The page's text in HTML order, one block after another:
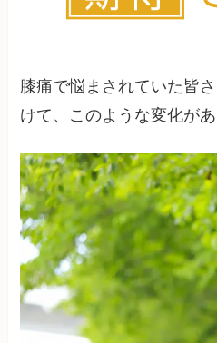
膝痛で悩まされていた皆
けて、このような変化があ